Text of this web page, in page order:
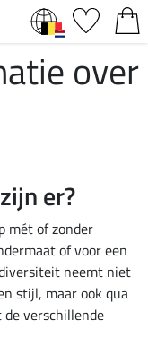
over
er?
mét of zonder
of voor een
neemt niet
stijl, maar ook qua
verschillende